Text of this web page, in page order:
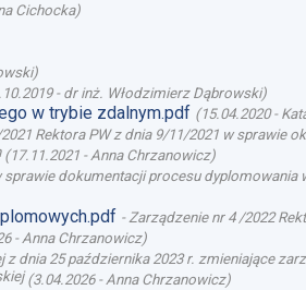
Cichocka)
)
- dr inż. Włodzimierz Dąbrowski)
w trybie zdalnym.pdf (15.04.2020-
Rektora PW z dnia 9/11/2021 w sprawie
(17.11.2021 - Anna Chrzanowicz)
dokumentacji procesu dyplomowania
- Zarządzenie nr 4 /2022
- Anna Chrzanowicz)
dnia 25 października 2023 r. zmieniające
(3.04.2026- Anna Chrzanowicz)